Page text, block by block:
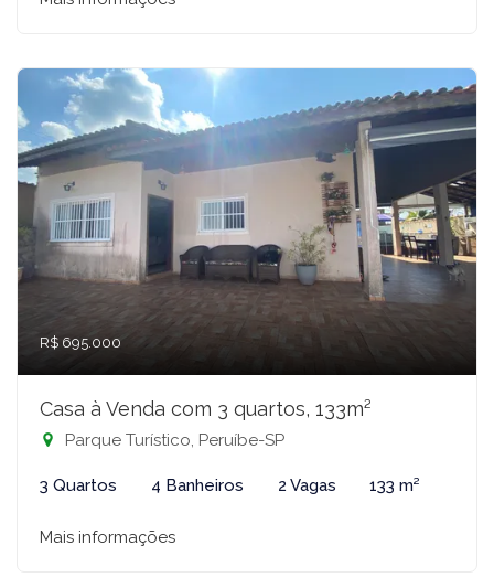
R$ 695.000
Casa à Venda com 3 quartos, 133m²
Parque Turístico, Peruíbe-SP
3 Quartos 4 Banheiros 2 Vagas 133 m²
Mais informações